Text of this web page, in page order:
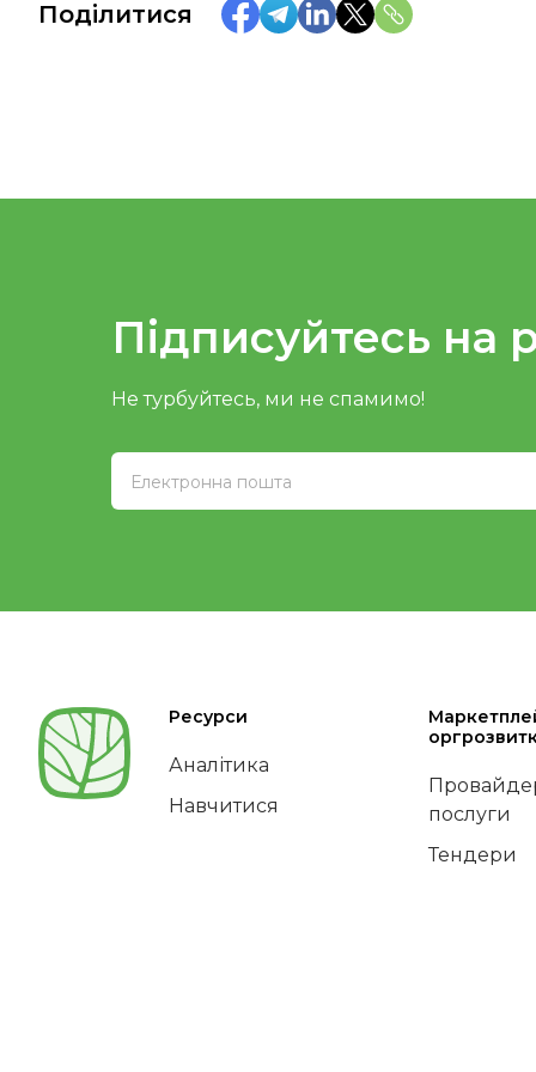
Поділитися
Підписуйтесь на
Не турбуйтесь, ми не спамимо!
Ресурси
Аналітика
Навчитися
послуги
Тендери